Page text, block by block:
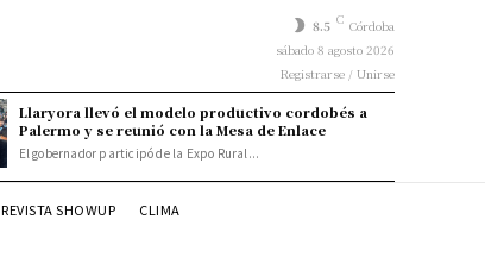
8.5 C Córdoba
sábado 8 agosto 2026
Registrarse / Unirse
Llaryora llevó el modelo productivo cordobés a
Palermo y se reunió con la Mesa de Enlace
El gobernador participó de la Expo Rural...
REVISTA SHOWUP CLIMA